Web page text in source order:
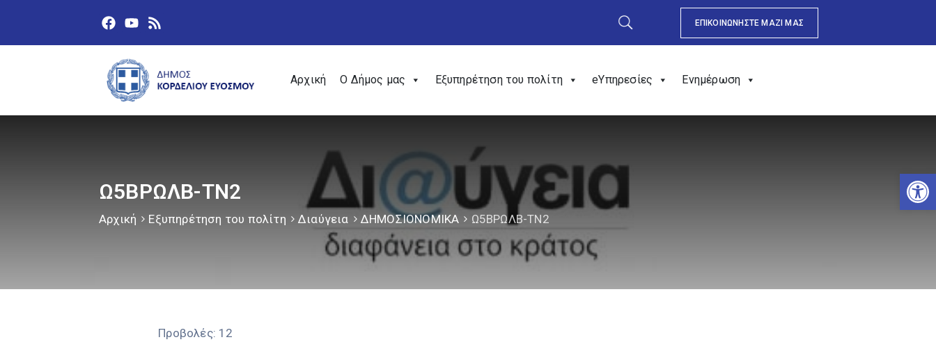
ΕΠΙΚΟΙΝΩΝΗΣΤΕ ΜΑΖΙ ΜΑΣ
Αρχική Ο Δήμος μας Εξυπηρέτηση του πολίτη eΥπηρεσίες Ενημέρωση
Ω5ΒΡΩΛΒ-ΤΝ2
Αρχική Εξυπηρέτηση του πολίτη Διαύγεια ΔΗΜΟΣΙΟΝΟΜΙΚΑ Ω5ΒΡΩΛΒ-ΤΝ2
Προβολές: 12